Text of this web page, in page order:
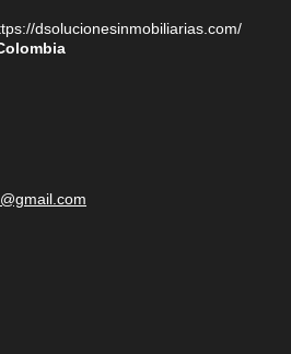
dsolucionesinmobiliarias.com/